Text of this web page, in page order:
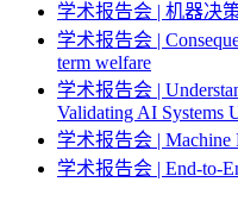
学术报告会 | 机器决
学术报告会 |
term welfare
学术报告会 |
Validating AI Systems
学术报告会 | Machine
学术报告会 | End-to-